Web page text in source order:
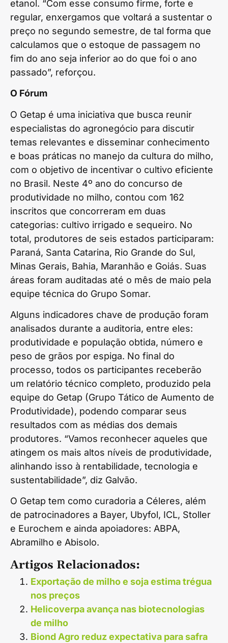
etanol. “Com esse consumo firme, forte e
regular, enxergamos que voltará a sustentar o
preço no segundo semestre, de tal forma que
calculamos que o estoque de passagem no
fim do ano seja inferior ao do que foi o ano
passado”, reforçou.
O Fórum
O Getap é uma iniciativa que busca reunir
especialistas do agronegócio para discutir
temas relevantes e disseminar conhecimento
e boas práticas no manejo da cultura do milho,
com o objetivo de incentivar o cultivo eficiente
no Brasil. Neste 4º ano do concurso de
produtividade no milho, contou com 162
inscritos que concorreram em duas
categorias: cultivo irrigado e sequeiro. No
total, produtores de seis estados participaram:
Paraná, Santa Catarina, Rio Grande do Sul,
Minas Gerais, Bahia, Maranhão e Goiás. Suas
áreas foram auditadas até o mês de maio pela
equipe técnica do Grupo Somar.
Alguns indicadores chave de produção foram
analisados durante a auditoria, entre eles:
produtividade e população obtida, número e
peso de grãos por espiga. No final do
processo, todos os participantes receberão
um relatório técnico completo, produzido pela
equipe do Getap (Grupo Tático de Aumento de
Produtividade), podendo comparar seus
resultados com as médias dos demais
produtores. “Vamos reconhecer aqueles que
atingem os mais altos níveis de produtividade,
alinhando isso à rentabilidade, tecnologia e
sustentabilidade”, diz Galvão.
O Getap tem como curadoria a Céleres, além
de patrocinadores a Bayer, Ubyfol, ICL, Stoller
e Eurochem e ainda apoiadores: ABPA,
Abramilho e Abisolo.
Artigos Relacionados:
Exportação de milho e soja estima trégua
nos preços
Helicoverpa avança nas biotecnologias
de milho
Biond Agro reduz expectativa para safra